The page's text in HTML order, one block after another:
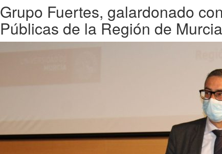
Grupo Fuertes, galardonado
Públicas de la Región de Murcia